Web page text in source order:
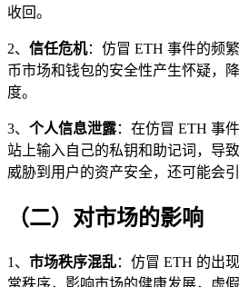
收回。
2、 信任危机：仿冒 ETH 事件的频
币市场和钱包的安全性产生怀疑，
度。
3、 个人信息泄露：在仿冒 ETH 事
站上输入自己的私钥和助记词，导
威胁到用户的资产安全，还可能会
（二）对市场的影响
1、 市场秩序混乱：仿冒 ETH 的出